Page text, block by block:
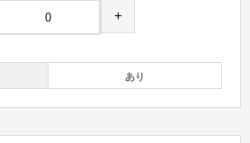
+
あり